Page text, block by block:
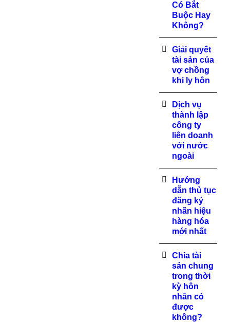
Có Bắt
Buộc Hay
Không?
Giải quyết
tài sản của
vợ chồng
khi ly hôn
Dịch vụ
thành lập
công ty
liên doanh
với nước
ngoài
Hướng
dẫn thủ tục
đăng ký
nhãn hiệu
hàng hóa
mới nhất
Chia tài
sản chung
trong thời
kỳ hôn
nhân có
được
không?